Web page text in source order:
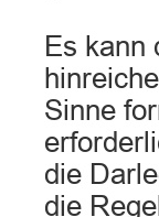
Es kann
Sinne
die
die